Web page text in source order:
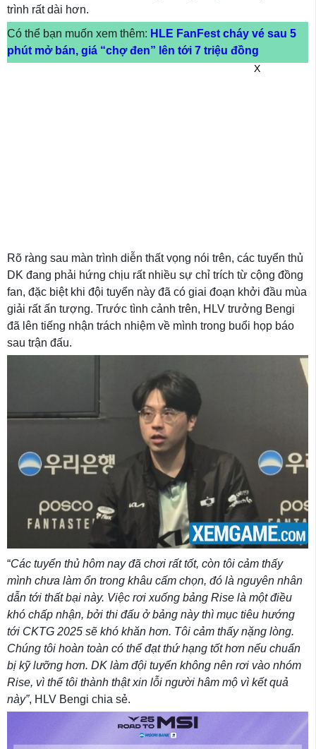
trình rất dài hơn.
Có thể bạn muốn xem thêm: HLE FanFest cháy vé sau 5
phút mở bán, giá “chợ đen” lên tới 7 triệu đồng
X
Rõ ràng sau màn trình diễn thất vọng nói trên, các tuyển thủ
DK đang phải hứng chịu rất nhiều sự chỉ trích từ cộng đồng
fan, đặc biệt khi đội tuyển này đã có giai đoạn khởi đầu mùa
giải rất ấn tượng. Trước tình cảnh trên, HLV trưởng Bengi
đã lên tiếng nhận trách nhiệm về mình trong buổi họp báo
sau trận đấu.
“Các tuyển thủ hôm nay đã chơi rất tốt, còn tôi cảm thấy
mình chưa làm ổn trong khâu cấm chọn, đó là nguyên nhân
dẫn tới thất bại này. Việc rơi xuống bảng Rise là một điều
khó chấp nhận, bởi thi đấu ở bảng này thì mục tiêu hướng
tới CKTG 2025 sẽ khó khăn hơn. Tôi cảm thấy nặng lòng.
Chúng tôi hoàn toàn có thể đạt thứ hạng tốt hơn nếu chuẩn
bị kỹ lưỡng hơn. DK làm đội tuyển không nên rơi vào nhóm
Rise, vì thế tôi thành thật xin lỗi người hâm mộ vì kết quả
này”, HLV Bengi chia sẻ.